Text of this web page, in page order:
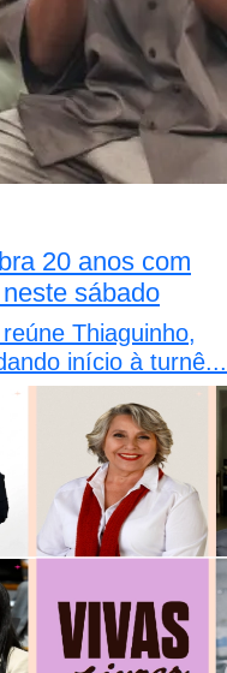
20 anos com
sábado
Thiaguinho,
início à turnê...